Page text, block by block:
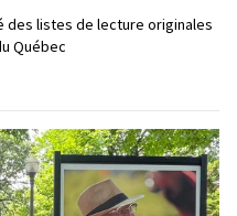
des listes de lecture originales
Québec